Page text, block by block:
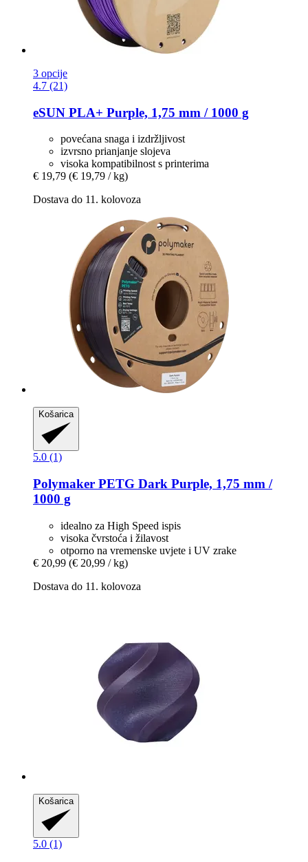
3 opcije
4.7 (21)
eSUN PLA+ Purple, 1,75 mm / 1000 g
povećana snaga i izdržljivost
izvrsno prianjanje slojeva
visoka kompatibilnost s printerima
€ 19,79 (€ 19,79 / kg)
Dostava do 11. kolovoza
Košarica
5.0 (1)
Polymaker PETG Dark Purple, 1,75 mm /
1000 g
idealno za High Speed ispis
visoka čvrstoća i žilavost
otporno na vremenske uvjete i UV zrake
€ 20,99 (€ 20,99 / kg)
Dostava do 11. kolovoza
Košarica
5.0 (1)